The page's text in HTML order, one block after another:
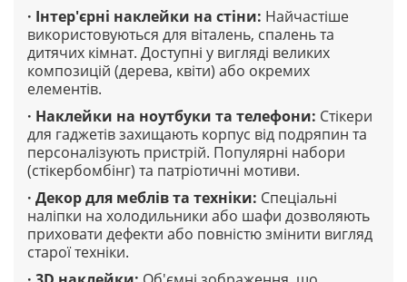
· Інтер'єрні наклейки на стіни: Найчастіше
використовуються для віталень, спалень та
дитячих кімнат. Доступні у вигляді великих
композицій (дерева, квіти) або окремих
елементів.
· Наклейки на ноутбуки та телефони: Стікери
для гаджетів захищають корпус від подряпин та
персоналізують пристрій. Популярні набори
(стікербомбінг) та патріотичні мотиви.
· Декор для меблів та техніки: Спеціальні
наліпки на холодильники або шафи дозволяють
приховати дефекти або повністю змінити вигляд
старої техніки.